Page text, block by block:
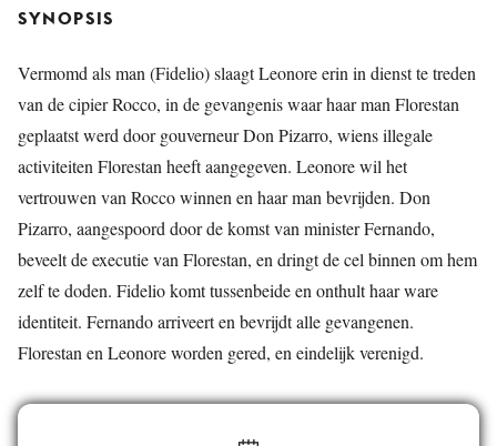
SYNOPSIS
Vermomd als man (Fidelio) slaagt Leonore erin in dienst te treden
van de cipier Rocco, in de gevangenis waar haar man Florestan
geplaatst werd door gouverneur Don Pizarro, wiens illegale
activiteiten Florestan heeft aangegeven. Leonore wil het
vertrouwen van Rocco winnen en haar man bevrijden. Don
Pizarro, aangespoord door de komst van minister Fernando,
beveelt de executie van Florestan, en dringt de cel binnen om hem
zelf te doden. Fidelio komt tussenbeide en onthult haar ware
identiteit. Fernando arriveert en bevrijdt alle gevangenen.
Florestan en Leonore worden gered, en eindelijk verenigd.